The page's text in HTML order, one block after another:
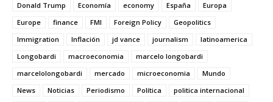
Donald Trump
Economía economy España
Europa
Europe
finance FMI Foreign Policy
Geopolitics
Immigration
Inflación jd vance journalism
latinoamerica
Longobardi
macroeconomia
marcelo longobardi
marcelolongobardi
mercado microeconomia
Mundo
News
Noticias Periodismo Política
politica internacional